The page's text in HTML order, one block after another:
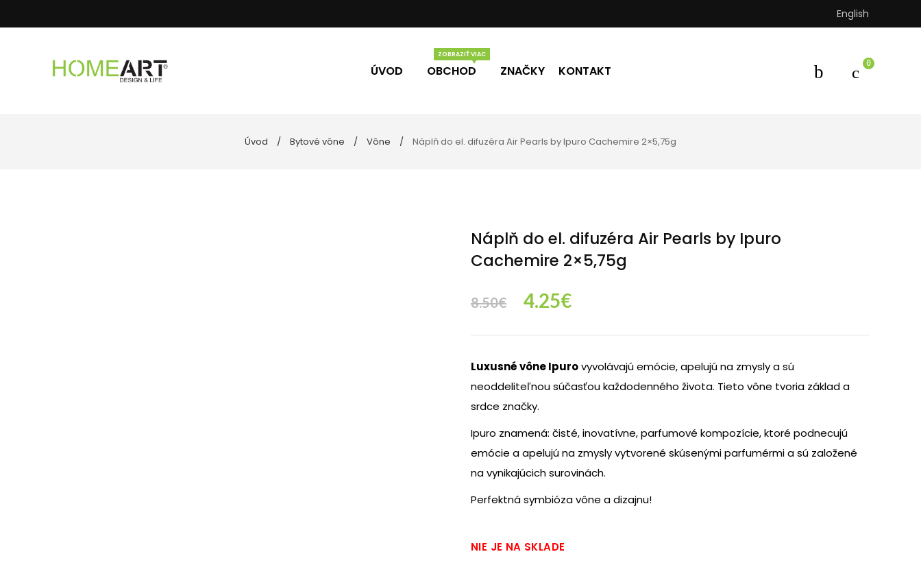
English
ÚVOD OBCHOD
Uteráky
Vône Darčekové poukážky
ZNAČKY KONTAKT
0
Úvod Bytové vône Vône Náplň do el. difuzéra Air Pearls by Ipuro Cachemire 2×5,75g
Náplň do el. difuzéra Air Pearls by Ipuro
Cachemire 2×5,75g
8.50€
Original
was:
8.50€.
4.25€Current
is:
Luxusné vône Ipurovyvolávajú emócie, apelujú na zmysly a sú
neoddeliteľnou súčasťou každodenného života. Tieto vône tvoria základ a
srdce značky.
Ipuro znamená: čisté, inovatívne, parfumové kompozície, ktoré podnecujú
emócie a apelujú na zmysly vytvorené skúsenými parfumérmi a sú založené
na vynikajúcich surovinách.
Perfektná symbióza vône a dizajnu!
NIE JE NA SKLADE